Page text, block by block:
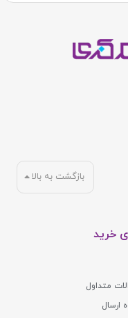
خرید
متداول
ارسال
بازگشت به بالا